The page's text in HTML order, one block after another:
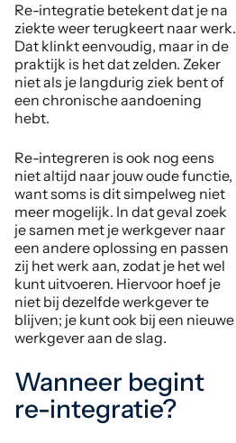
Re-integratie betekent dat je na
ziekte weer terugkeert naar werk.
Dat klinkt eenvoudig, maar in de
praktijk is het dat zelden. Zeker
niet als je langdurig ziek bent of
een chronische aandoening
hebt.
Re-integreren is ook nog eens
niet altijd naar jouw oude functie,
want soms is dit simpelweg niet
meer mogelijk. In dat geval zoek
je samen met je werkgever naar
een andere oplossing en passen
zij het werk aan, zodat je het wel
kunt uitvoeren. Hiervoor hoef je
niet bij dezelfde werkgever te
blijven; je kunt ook bij een nieuwe
werkgever aan de slag.
Wanneer begint
re-integratie?